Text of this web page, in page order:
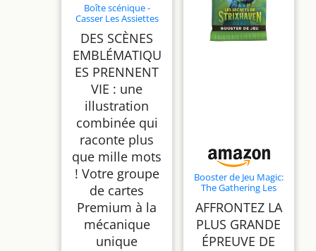
Boîte scénique -
Casser Les Assiettes
Magic: The Gathering
| Le Hobbit (Version
Anglaise)
DES SCÈNES
EMBLÉMATIQU
ES PRENNENT
VIE : une
illustration
combinée qui
raconte plus
que mille mots
! Votre groupe
de cartes
Premium à la
mécanique
unique
Booster de Jeu Magic:
The Gathering Les
(Version Française)
AFFRONTEZ LA
PLUS GRANDE
ÉPREUVE DE